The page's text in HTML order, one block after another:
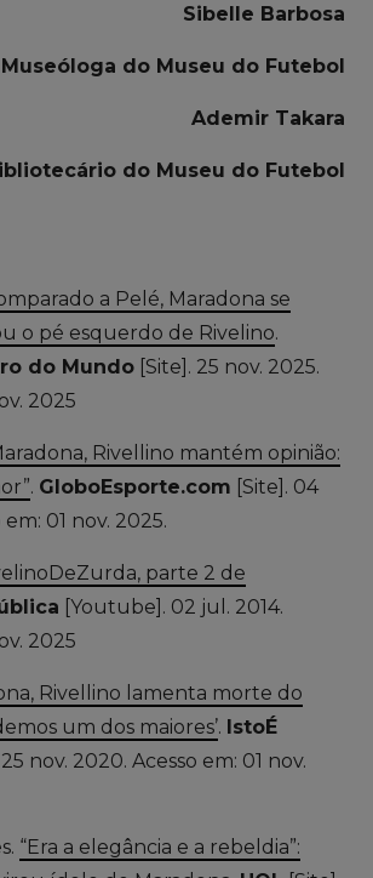
Sibelle Barbosa
Museóloga do Museu do Futebol
Ademir Takara
do Museu do Futebol
a Pelé, Maradona se
o pé esquerdo de Rivelino.
do Mundo [Site]. 25 nov. 2025.
2025
Rivellino mantém opinião:
. GloboEsporte.com [Site]. 04
em: 01 nov. 2025.
parte 2 de
[Youtube]. 02 jul. 2014.
2025
Rivellino lamenta morte do
um dos maiores’. IstoÉ
nov. 2020. Acesso em: 01 nov.
“Era a elegância e a rebeldia”: